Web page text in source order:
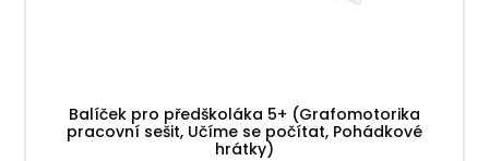
Balíček pro předškoláka 5+ (Grafomotorika
pracovní sešit, Učíme se počítat, Pohádkové
hrátky)